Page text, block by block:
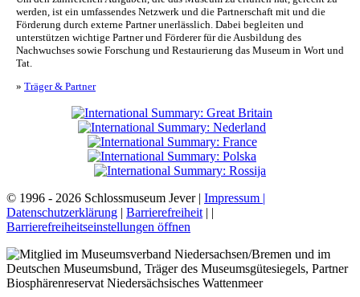
werden, ist ein umfassendes Netzwerk und die Partnerschaft mit und die
Förderung durch externe Partner unerlässlich. Dabei begleiten und
unterstützen wichtige Partner und Förderer für die Ausbildung des
Nachwuchses sowie Forschung und Restaurierung das Museum in Wort und
Tat.
» Träger & Partner
© 1996 - 2026 Schlossmuseum Jever | Impressum |
Datenschutzerklärung | Barrierefreiheit | |
Barrierefreiheitseinstellungen öffnen